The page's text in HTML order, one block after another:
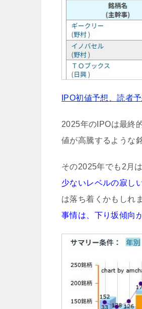
IPO初値予想、読者
2025年のIPOは最終
値が高騰するような
その2025年でも2月
少ないレベルの寂し
は落ち着くかもしれ
事情は、下り坂傾向